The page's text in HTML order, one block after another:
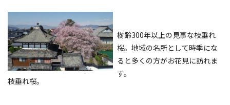
枝垂れ桜。
樹齢300年以上の見事な枝垂れ
桜。地域の名所として時季にな
ると多くの方がお花見に訪れま
す。